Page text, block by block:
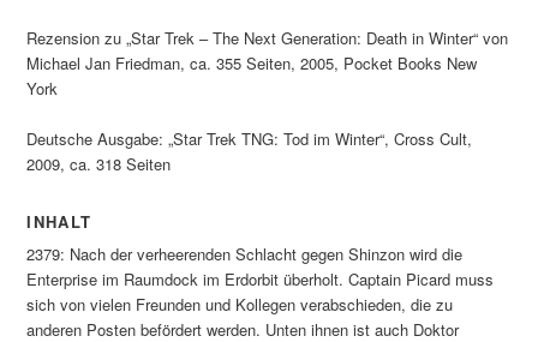
Rezension zu „Star Trek – The Next Generation: Death in Winter“ von
Michael Jan Friedman, ca. 355 Seiten, 2005, Pocket Books New
York
Deutsche Ausgabe: „Star Trek TNG: Tod im Winter“, Cross Cult,
2009, ca. 318 Seiten
INHALT
2379: Nach der verheerenden Schlacht gegen Shinzon wird die
Enterprise im Raumdock im Erdorbit überholt. Captain Picard muss
sich von vielen Freunden und Kollegen verabschieden, die zu
anderen Posten befördert werden. Unten ihnen ist auch Doktor